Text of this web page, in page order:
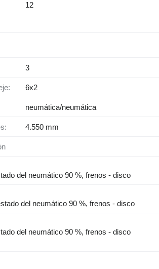
12
3
6x2
neumática/neumática
4.550 mm
del neumático 90 %, frenos - disco
del neumático 90 %, frenos - disco
del neumático 90 %, frenos - disco